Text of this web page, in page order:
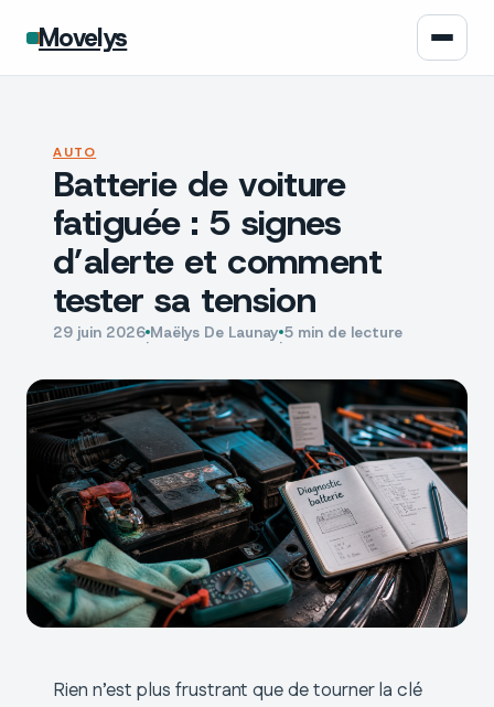
Movelys
Moto
Assurance
Écologie
AUTO
Batterie de voiture
fatiguée : 5 signes
d’alerte et comment
tester sa tension
29 juin 2026·Maëlys De Launay·5 min de lecture
Rien n’est plus frustrant que de tourner la clé